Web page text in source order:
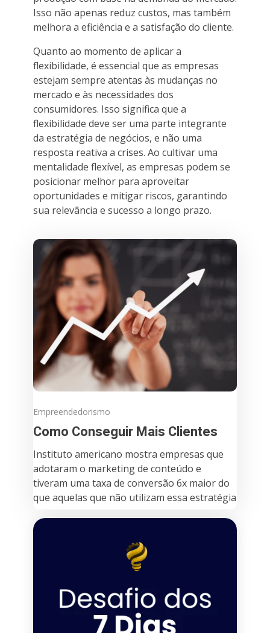
Isso não apenas reduz custos, mas também
melhora a eficiência e a satisfação do cliente.
Quanto ao momento de aplicar a
flexibilidade, é essencial que as empresas
estejam sempre atentas às mudanças no
mercado e às necessidades dos
consumidores. Isso significa que a
flexibilidade deve ser uma parte integrante
da estratégia de negócios, e não uma
resposta reativa a crises. Ao cultivar uma
mentalidade flexível, as empresas podem se
posicionar melhor para aproveitar
oportunidades e mitigar riscos, garantindo
sua relevância e sucesso a longo prazo.
Empreendedorismo
Como Conseguir Mais Clientes
Instituto americano mostra empresas que
adotaram o marketing de conteúdo e
tiveram uma taxa de conversão 6x maior do
que aquelas que não utilizam essa estratégia